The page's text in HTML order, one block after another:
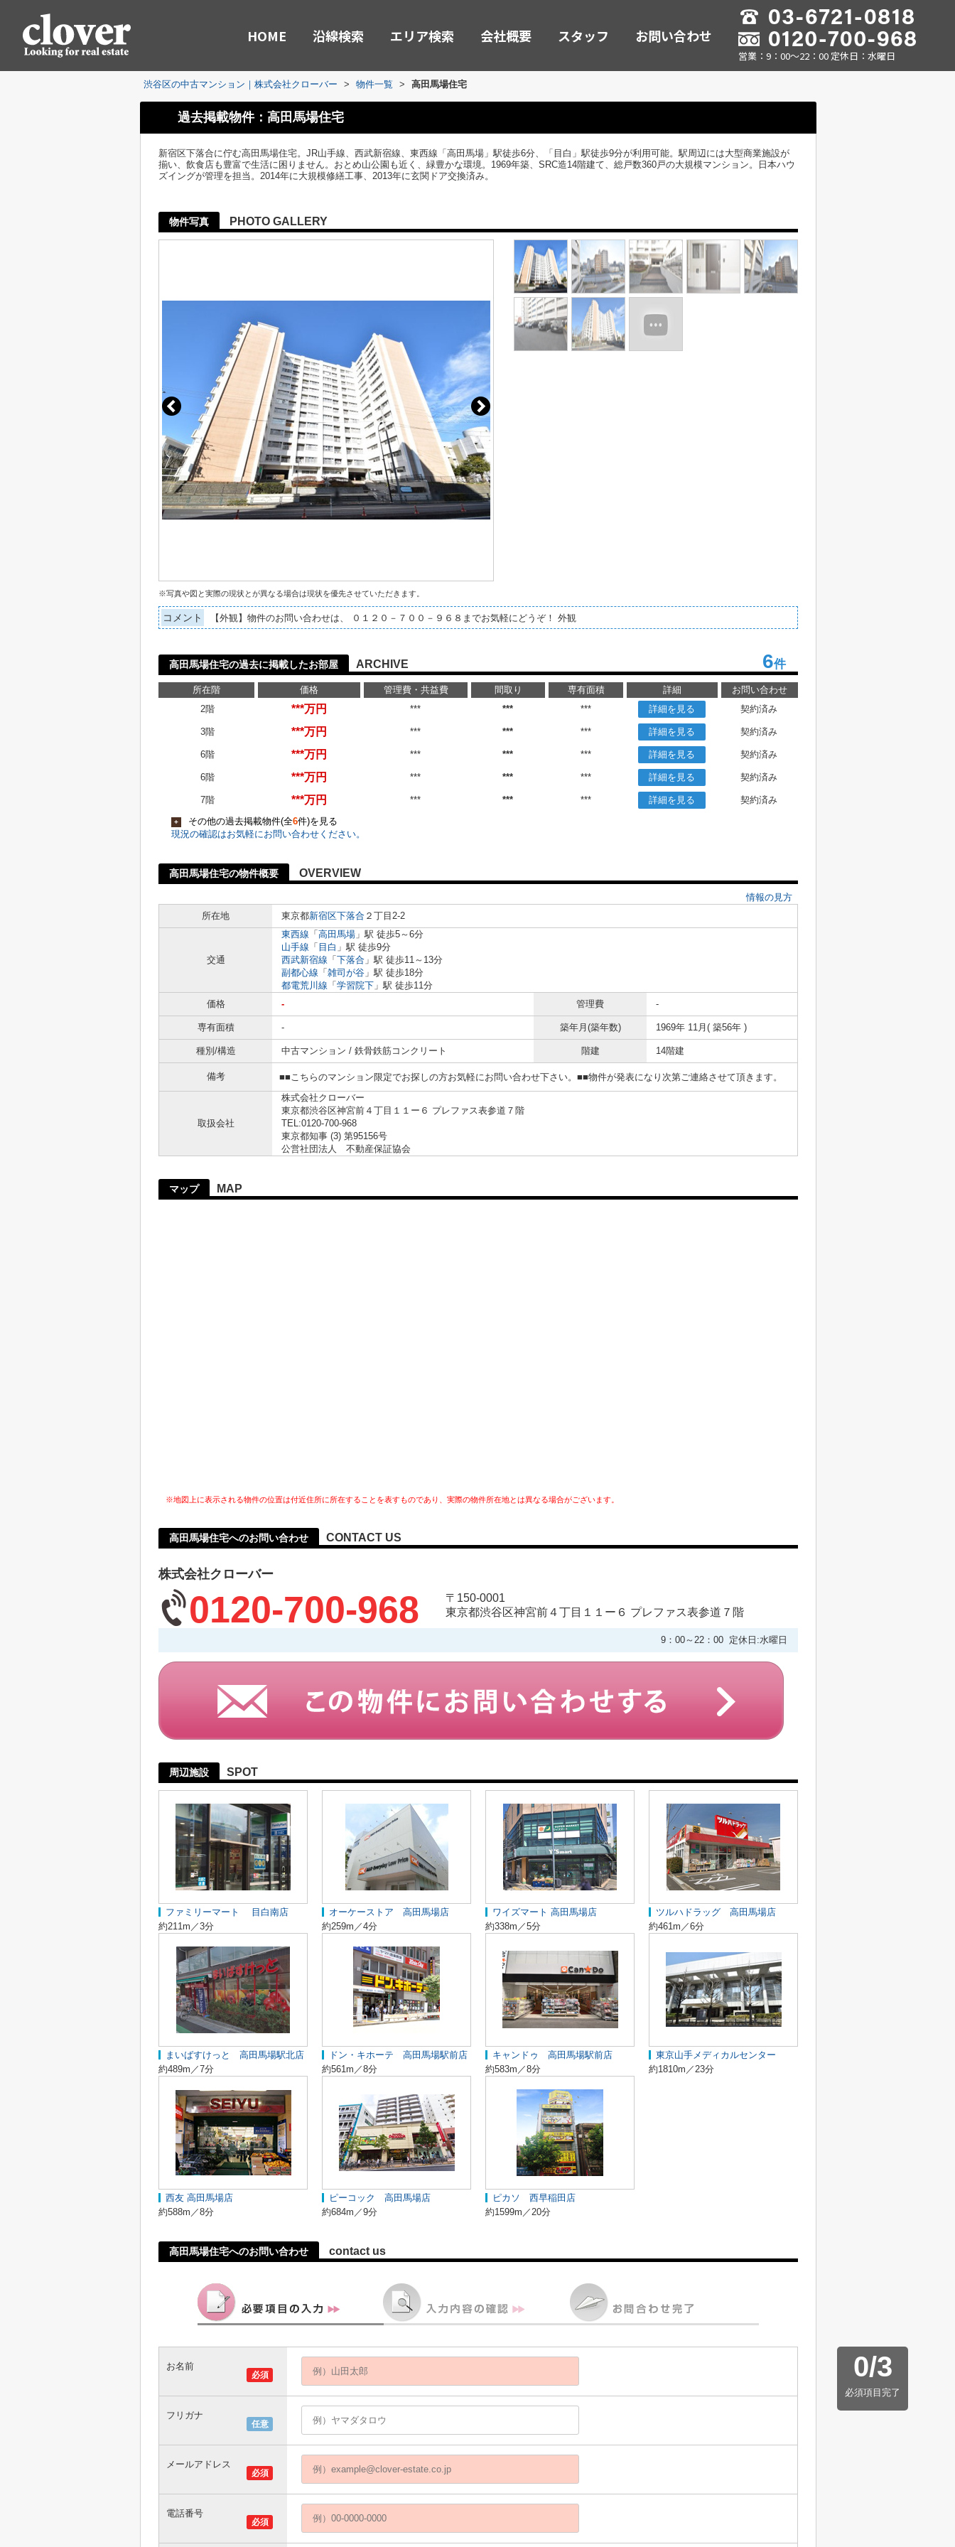
HOME 沿線検索 エリア検索 会社概要 スタッフ お問い合わせ
営業：9：00～22：00 定休日：水曜日
渋谷区の中古マンション｜株式会社クローバー > 物件一覧 > 高田馬場住宅
過去掲載物件：高田馬場住宅
新宿区下落合に佇む高田馬場住宅。JR山手線、西武新宿線、東西線「高田馬場」駅徒歩6分、「目白」駅徒歩9分が利用可能。駅周辺には大型商業施設が
揃い、飲食店も豊富で生活に困りません。おとめ山公園も近く、緑豊かな環境。1969年築、SRC造14階建て、総戸数360戸の大規模マンション。日本ハウ
ズイングが管理を担当。2014年に大規模修繕工事、2013年に玄関ドア交換済み。
物件写真 PHOTO GALLERY
※写真や図と実際の現状とが異なる場合は現状を優先させていただきます。
コメント 【外観】物件のお問い合わせは、 ０１２０－７００－９６８までお気軽にどうぞ！ 外観
高田馬場住宅の過去に掲載したお部屋 ARCHIVE 6件
所在階 価格 管理費・共益費 間取り 専有面積 詳細
お問い合わせ
2階
***万円 *** *** *** 詳細を見る 契約済み
3階 ***万円 *** *** *** 詳細を見る 契約済み
6階 ***万円 *** *** *** 詳細を見る 契約済み
6階 ***万円 *** *** *** 詳細を見る 契約済み
7階 ***万円 *** *** *** 詳細を見る 契約済み
+ その他の過去掲載物件(全6件)を見る
現況の確認はお気軽にお問い合わせください。
高田馬場住宅の物件概要 OVERVIEW
情報の見方
所在地
東京都新宿区下落合 ２丁目2-2
交通
東西線 「 高田馬場 」駅 徒歩5～6分
山手線 「 目白 」駅 徒歩9分
西武新宿線 「 下落合 」駅 徒歩11～13分
副都心線 「 雑司が谷 」駅 徒歩18分
都電荒川線 「 学習院下 」駅 徒歩11分
価格
- 管理費 -
専有面積 - 築年月(築年数) 1969年 11月( 築56年 )
種別/構造 中古マンション / 鉄骨鉄筋コンクリート 階建 14階建
備考 ■■こちらのマンション限定でお探しの方お気軽にお問い合わせ下さい。■■物件が発表になり次第ご連絡させて頂きます。
取扱会社
株式会社クローバー
東京都渋谷区神宮前４丁目１１ー６ プレファス表参道７階
TEL:0120-700-968
東京都知事 (3) 第95156号
公営社団法人 不動産保証協会
マップ MAP
※地図上に表示される物件の位置は付近住所に所在することを表すものであり、実際の物件所在地とは異なる場合がございます。
高田馬場住宅へのお問い合わせ CONTACT US
株式会社クローバー
0120-700-968
〒150-0001
東京都渋谷区神宮前４丁目１１ー６ プレファス表参道７階
9：00～22：00 定休日:水曜日
周辺施設 SPOT
ファミリーマート 目白南店
約211m／3分
オーケーストア 高田馬場店
約259m／4分
ワイズマート 高田馬場店
約338m／5分
ツルハドラッグ 高田馬場店
約461m／6分
まいばすけっと 高田馬場駅北店
約489m／7分
ドン・キホーテ 高田馬場駅前店
約561m／8分
キャンドゥ 高田馬場駅前店
約583m／8分
東京山手メディカルセンター
約1810m／23分
西友 高田馬場店
約588m／8分
ピーコック 高田馬場店
約684m／9分
ピカソ 西早稲田店
約1599m／20分
高田馬場住宅へのお問い合わせ contact us
0/3
必須項目完了
必須
お名前
任意
フリガナ
必須
メールアドレス
必須
電話番号